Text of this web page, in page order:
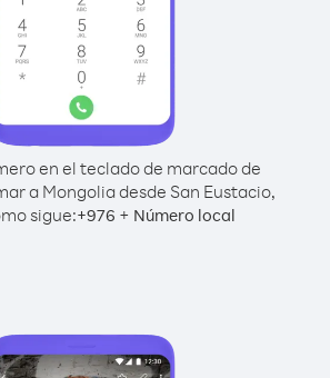
en el teclado de marcado de
a Mongolia desde San Eustacio,
sigue:+976 + Número local